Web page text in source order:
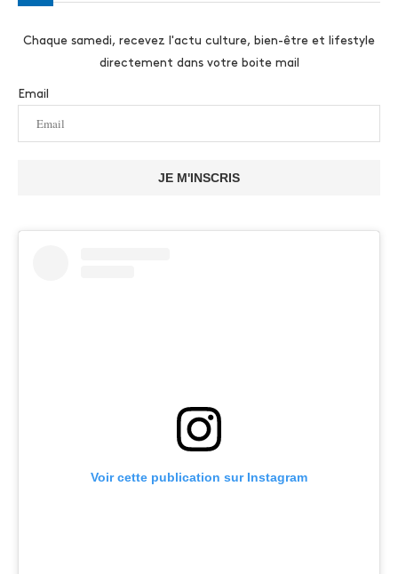
Chaque samedi, recevez l'actu culture, bien-être et lifestyle
directement dans votre boite mail
Email
JE M'INSCRIS
Voir cette publication sur Instagram